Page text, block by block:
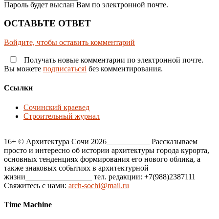
Пароль будет выслан Вам по электронной почте.
ОСТАВЬТЕ ОТВЕТ
Войдите, чтобы оставить комментарий
Получать новые комментарии по электронной почте.
Вы можете подписатьсяi без комментирования.
Ссылки
Сочинский краевед
Строительный журнал
16+ © Архитектура Сочи 2026___________ Рассказываем
просто и интересно об истории архитектуры города курорта,
основных тенденциях формирования его нового облика, а
также знаковых событиях в архитектурной
жизни_________________ тел. редакции: +7(988)2387111
Свяжитесь с нами: arch-sochi@mail.ru
Time Machine